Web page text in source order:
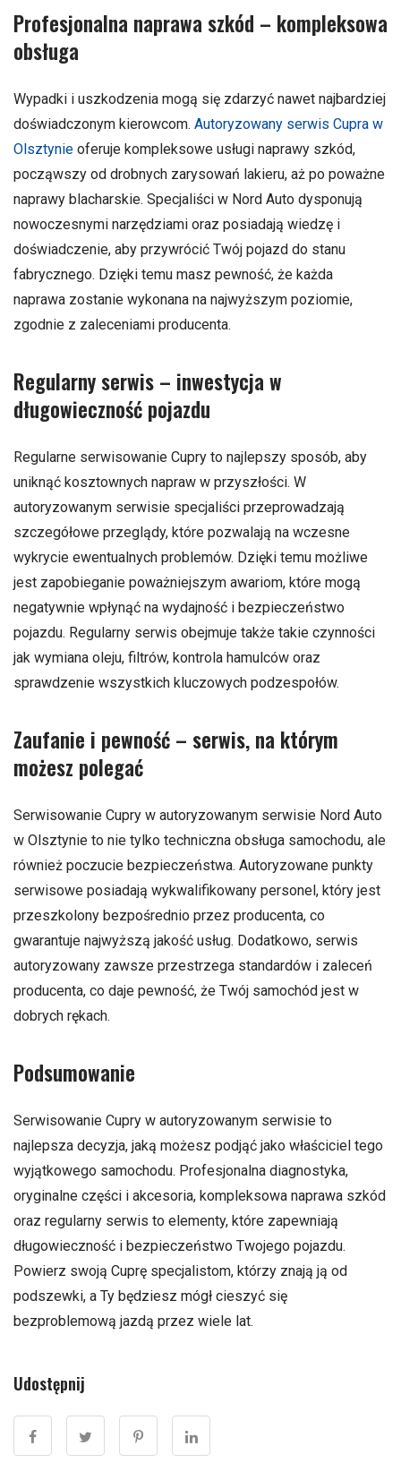
Profesjonalna naprawa szkód – kompleksowa
obsługa
Wypadki i uszkodzenia mogą się zdarzyć nawet najbardziej
doświadczonym kierowcom. Autoryzowany serwis Cupra w
Olsztynie oferuje kompleksowe usługi naprawy szkód,
począwszy od drobnych zarysowań lakieru, aż po poważne
naprawy blacharskie. Specjaliści w Nord Auto dysponują
nowoczesnymi narzędziami oraz posiadają wiedzę i
doświadczenie, aby przywrócić Twój pojazd do stanu
fabrycznego. Dzięki temu masz pewność, że każda
naprawa zostanie wykonana na najwyższym poziomie,
zgodnie z zaleceniami producenta.
Regularny serwis – inwestycja w
długowieczność pojazdu
Regularne serwisowanie Cupry to najlepszy sposób, aby
uniknąć kosztownych napraw w przyszłości. W
autoryzowanym serwisie specjaliści przeprowadzają
szczegółowe przeglądy, które pozwalają na wczesne
wykrycie ewentualnych problemów. Dzięki temu możliwe
jest zapobieganie poważniejszym awariom, które mogą
negatywnie wpłynąć na wydajność i bezpieczeństwo
pojazdu. Regularny serwis obejmuje także takie czynności
jak wymiana oleju, filtrów, kontrola hamulców oraz
sprawdzenie wszystkich kluczowych podzespołów.
Zaufanie i pewność – serwis, na którym
możesz polegać
Serwisowanie Cupry w autoryzowanym serwisie Nord Auto
w Olsztynie to nie tylko techniczna obsługa samochodu, ale
również poczucie bezpieczeństwa. Autoryzowane punkty
serwisowe posiadają wykwalifikowany personel, który jest
przeszkolony bezpośrednio przez producenta, co
gwarantuje najwyższą jakość usług. Dodatkowo, serwis
autoryzowany zawsze przestrzega standardów i zaleceń
producenta, co daje pewność, że Twój samochód jest w
dobrych rękach.
Podsumowanie
Serwisowanie Cupry w autoryzowanym serwisie to
najlepsza decyzja, jaką możesz podjąć jako właściciel tego
wyjątkowego samochodu. Profesjonalna diagnostyka,
oryginalne części i akcesoria, kompleksowa naprawa szkód
oraz regularny serwis to elementy, które zapewniają
długowieczność i bezpieczeństwo Twojego pojazdu.
Powierz swoją Cuprę specjalistom, którzy znają ją od
podszewki, a Ty będziesz mógł cieszyć się
bezproblemową jazdą przez wiele lat.
Udostępnij